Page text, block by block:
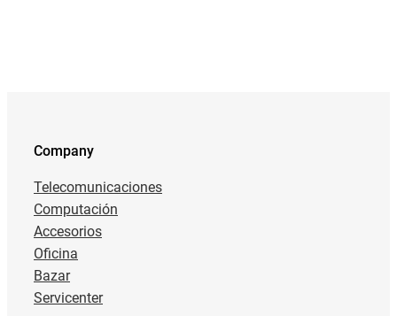
Company
Telecomunicaciones
Computación
Accesorios
Oficina
Bazar
Servicenter